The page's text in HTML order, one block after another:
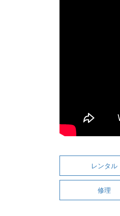
レンタル
修理